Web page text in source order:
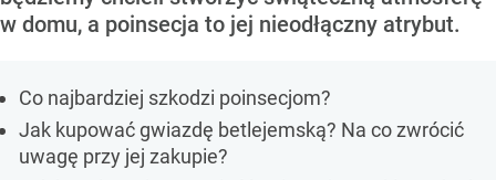
w domu, a poinsecja to jej nieodłączny atrybut.
Co najbardziej szkodzi poinsecjom?
Jak kupować gwiazdę betlejemską? Na co zwrócić
uwagę przy jej zakupie?